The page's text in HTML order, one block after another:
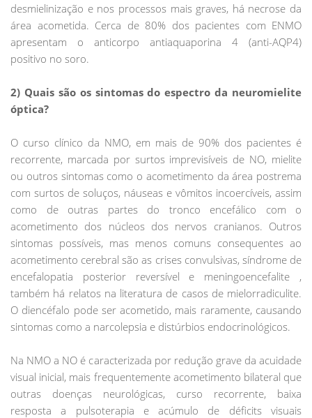
desmielinização e nos processos mais graves, há necrose da
área acometida. Cerca de 80% dos pacientes com ENMO
apresentam o anticorpo antiaquaporina 4 (anti-AQP4)
positivo no soro.
2) Quais são os sintomas do espectro da neuromielite
óptica?
O curso clínico da NMO, em mais de 90% dos pacientes é
recorrente, marcada por surtos imprevisíveis de NO, mielite
ou outros sintomas como o acometimento da área postrema
com surtos de soluços, náuseas e vômitos incoercíveis, assim
como de outras partes do tronco encefálico com o
acometimento dos núcleos dos nervos cranianos. Outros
sintomas possíveis, mas menos comuns consequentes ao
acometimento cerebral são as crises convulsivas, síndrome de
encefalopatia posterior reversível e meningoencefalite ,
também há relatos na literatura de casos de mielorradiculite.
O diencéfalo pode ser acometido, mais raramente, causando
sintomas como a narcolepsia e distúrbios endocrinológicos.
Na NMO a NO é caracterizada por redução grave da acuidade
visual inicial, mais frequentemente acometimento bilateral que
outras doenças neurológicas, curso recorrente, baixa
resposta a pulsoterapia e acúmulo de déficits visuais